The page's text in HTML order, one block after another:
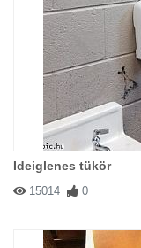
Ideiglenes tükör
15014 0